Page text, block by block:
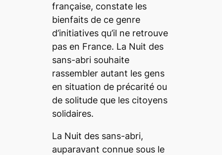
française, constate les
bienfaits de ce genre
d’initiatives qu’il ne retrouve
pas en France. La Nuit des
sans-abri souhaite
rassembler autant les gens
en situation de précarité ou
de solitude que les citoyens
solidaires.
La Nuit des sans-abri,
auparavant connue sous le